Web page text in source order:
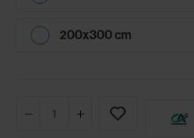
200x300 cm